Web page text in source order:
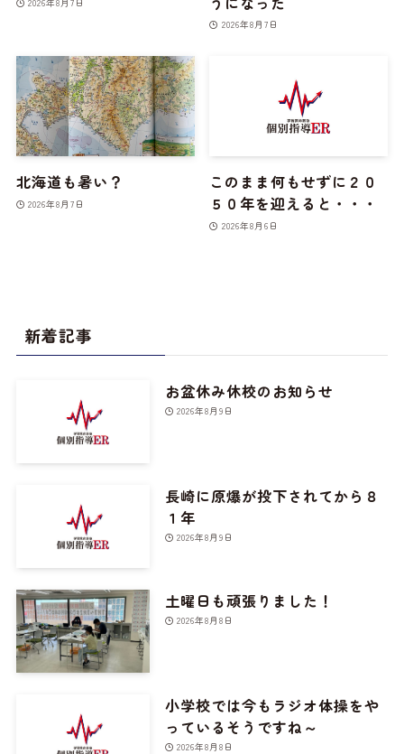
2026年8月7日
北海道も暑い？
2026年8月7日
このまま何もせずに２０
５０年を迎えると・・・
2026年8月6日
新着記事
お盆休み休校のお知らせ
2026年8月9日
長崎に原爆が投下されてから８
１年
2026年8月9日
土曜日も頑張りました！
2026年8月8日
小学校では今もラジオ体操をや
っているそうですね～
2026年8月8日